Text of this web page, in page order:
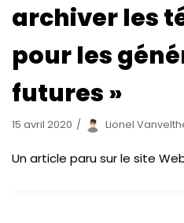
archiver les
pour les
futures »
15 avril 2020 Lionel
Un article paru sur le site Web